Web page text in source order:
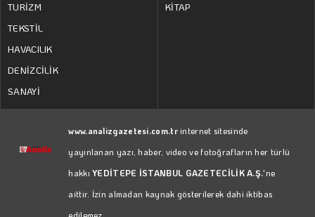
TURİZM
TEKSTİL
HAVACILIK
DENİZCİLİK
SANAYİ
KİTAP
www.analizgazetesi.com.trinternet sitesinde
yayınlanan yazı, haber, video ve fotoğrafların her türlü
hakkıYEDİTEPE İSTANBUL GAZETECİLİK A.Ş.'ne
aittir. İzin almadan kaynak gösterilerek dahi iktibas